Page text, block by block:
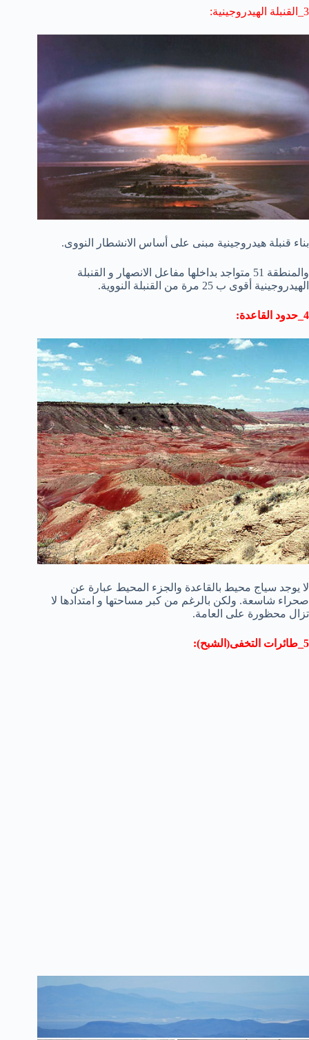
3_القنبلة الهيدروجينية:
بناء قنبلة هيدروجينية مبنى على أساس الانشطار النووى.
والمنطقة 51 متواجد بداخلها مفاعل الانصهار و القنبلة
الهيدروجينية أقوى ب 25 مرة من القنبلة النووية.
4_حدود القاعدة:
لا يوجد سياج محيط بالقاعدة والجزء المحيط عبارة عن
صحراء شاسعة. ولكن بالرغم من كبر مساحتها و امتدادها لا
تزال محظورة على العامة.
5_طائرات التخفى(الشبح):